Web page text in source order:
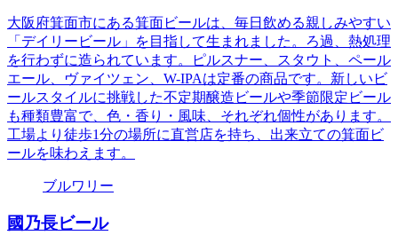
大阪府箕面市にある箕面ビールは、毎日飲める親しみやすい
「デイリービール」を目指して生まれました。ろ過、熱処理
を行わずに造られています。ピルスナー、スタウト、ペール
エール、ヴァイツェン、W-IPAは定番の商品です。新しいビ
ールスタイルに挑戦した不定期醸造ビールや季節限定ビール
も種類豊富で、色・香り・風味、それぞれ個性があります。
工場より徒歩1分の場所に直営店を持ち、出来立ての箕面ビ
ールを味わえます。
ブルワリー
國乃長ビール